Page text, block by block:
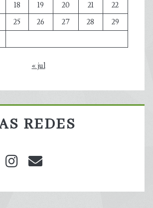
18 19 20 21
22
25 26 27 28
29
« jul
REDES
instagram